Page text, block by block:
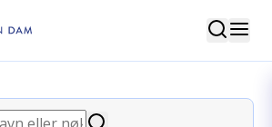
Søk